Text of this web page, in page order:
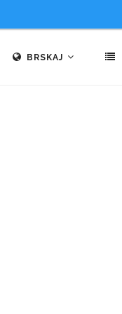
BRSKAJ